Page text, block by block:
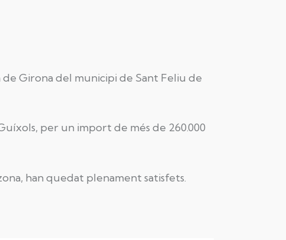
Girona del municipi de Sant Feliu de
per un import de més de 260.000
han quedat plenament satisfets.